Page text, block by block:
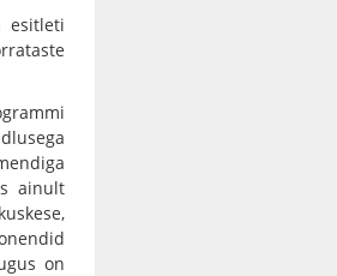
esitleti
ainult
on